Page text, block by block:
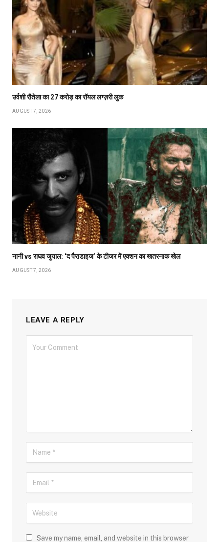
उर्वशी रौतेला का ₹27 करोड़ का रॉयल लग्ज़री लुक
AUGUST 7, 2026
नानी vs राघव जुयाल: ‘द पैराडाइज’ के टीजर में एक्शन का खतरनाक खेल
AUGUST 7, 2026
LEAVE A REPLY
Save my name, email, and website in this browser